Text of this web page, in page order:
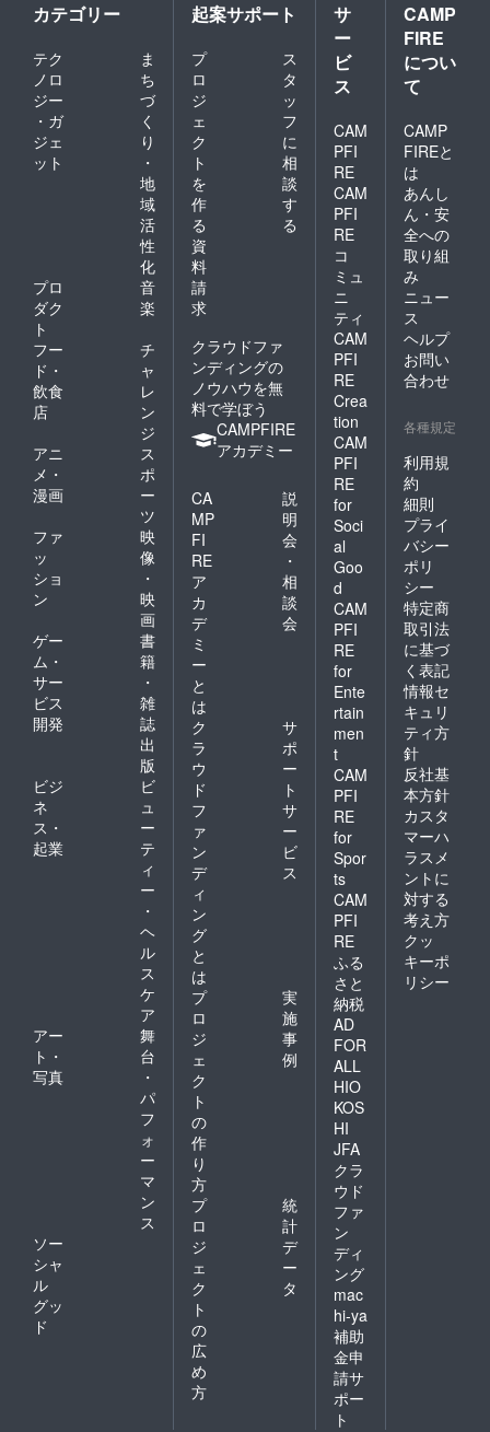
カテゴリー
テク
ノロ
ジー
・ガ
ジェ
ット
ま
ち
づ
く
り
・
地
域
活
性
化
プロ
ダク
ト
音
楽
フー
ド・
飲食
店
チ
ャ
レ
ン
ジ
アニ
メ・
漫画
ス
ポ
ー
ツ
ファ
ッ
ショ
ン
映
像
・
映
画
ゲー
ム・
サー
ビス
開発
書
籍
・
雑
誌
出
版
ビジ
ネ
ス・
起業
ビ
ュ
ー
テ
ィ
ー
・
ヘ
ル
ス
ケ
ア
アー
ト・
写真
舞
台
・
パ
フ
ォ
ー
マ
ン
ス
ソー
シャ
ル
グッ
ド
起案サポート
プ
ロ
ジ
ェ
ク
ト
を
作
る
ス
タ
ッ
フ
に
相
談
す
る
資
料
請
求
クラウドファ
ンディングの
ノウハウを無
料で学ぼう
CAMPFIRE
アカデミー
CA
MP
FI
RE
ア
カ
デ
ミ
ー
と
は
説
明
会
・
相
談
会
ク
ラ
ウ
ド
フ
ァ
ン
デ
ィ
ン
グ
と
は
サ
ポ
ー
ト
サ
ー
ビ
ス
プ
ロ
ジ
ェ
ク
ト
の
作
り
方
実
施
事
例
プ
ロ
ジ
ェ
ク
ト
の
広
め
方
統
計
デ
ー
タ
サ
ー
ビ
ス
CAM
PFI
RE
CAM
PFI
RE
コ
ミュ
ニ
ティ
CAM
PFI
RE
Crea
tion
CAM
PFI
RE
for
Soci
al
Goo
d
CAM
PFI
RE
for
Ente
rtain
men
t
CAM
PFI
RE
for
Spor
ts
CAM
PFI
RE
ふる
さと
納税
AD
FOR
ALL
HIO
KOS
HI
JFA
クラ
ウド
ファ
ン
ディ
ング
mac
hi-ya
補助
金申
請サ
ポー
ト
CAMP
FIRE
につい
て
CAMP
FIREと
は
あんし
ん・安
全への
取り組
み
ニュー
ス
ヘルプ
お問い
合わせ
各種規定
利用規
約
細則
プライ
バシー
ポリ
シー
特定商
取引法
に基づ
く表記
情報セ
キュリ
ティ方
針
反社基
本方針
カスタ
マーハ
ラスメ
ントに
対する
考え方
クッ
キーポ
リシー